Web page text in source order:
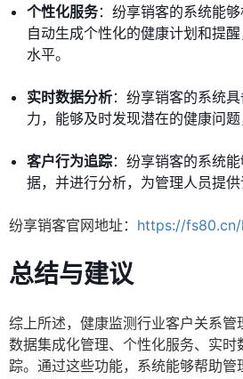
个性化服务：纷享销客的系统能够
自动生成个性化的健康计划和提
水平。
实时数据分析：纷享销客的系统
力，能够及时发现潜在的健康问题
客户行为追踪：纷享销客的系统
据，并进行分析，为管理人员提供
纷享销客官网地址： https://
总结与建议
综上所述，健康监测行业客户关系管
数据集成化管理、个性化服务、实时
踪。通过这些功能，系统能够帮助管